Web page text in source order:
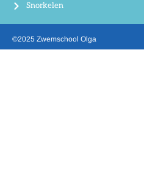
Snorkelen
©2025 Zwemschool Olga